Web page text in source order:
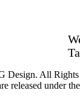
Design. All Rights
released under the